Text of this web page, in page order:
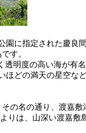
に指定された慶
す。
明度の高い海が
どの満天の星空な
の名の通り、渡嘉
は、山深い渡嘉敷